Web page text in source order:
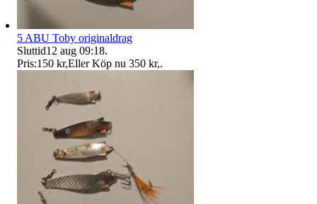
5 ABU Toby originaldrag
Sluttid12 aug 09:18.
Pris:150 kr,Eller Köp nu 350 kr,.